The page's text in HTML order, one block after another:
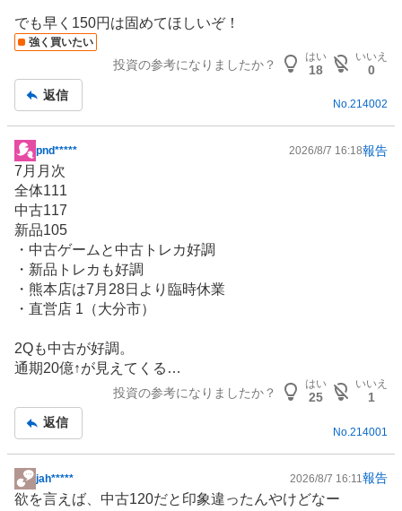
でも早く150円は固めてほしいぞ！
強く買いたい
投資の参考になりましたか？
はい
18
いいえ
0
返信
No.214002
掲
示
板
記
事
pnd***** 2026/8/7 16:18報告
7月月次
全体111
中古117
新品105
・中古ゲームと中古トレカ好調
・新品トレカも好調
・熊本店は7月28日より臨時休業
・直営店 1（大分市）
2Qも中古が好調。
通期20億↑が見えてくる…
投資の参考になりましたか？
はい
25
いいえ
1
返信
No. 214001
掲
示
jah***** 2026/8/7 16:11 報告
欲を言えば、中古120だと印象違ったんやけどなー